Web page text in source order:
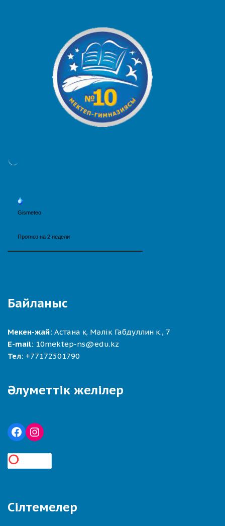
Байланыс
Мекен-жай: Астана қ. Мәлік Габдуллин к., 7
E-mail: 10mektep-ns@edu.kz
Тел: +77172501790
Әлуметтік желілер
Сілтемелер